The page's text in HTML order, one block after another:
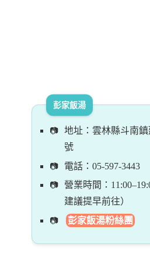
彭家飯湯
地址：雲林縣斗南
號
電話：05-597-3443
營業時間：
建議提早前往）
彭家飯湯粉絲團